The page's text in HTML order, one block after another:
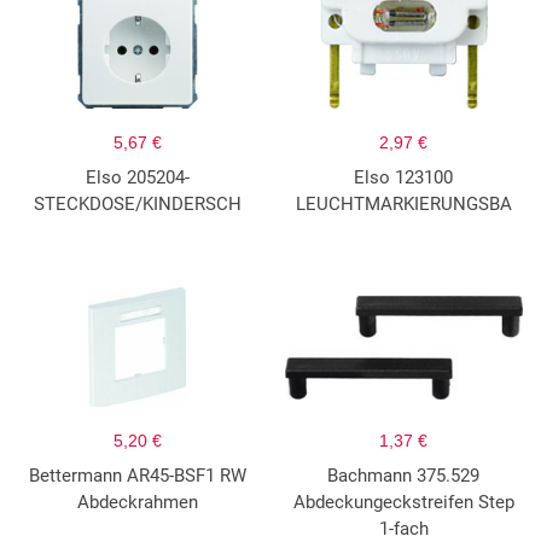
5,67 €
Elso 205204-
STECKDOSE/KINDERSCH
2,97 €
Elso 123100
LEUCHTMARKIERUNGSBA
5,20 €
Bettermann AR45-BSF1 RW
Abdeckrahmen
1,37 €
Bachmann 375.529
Abdeckungeckstreifen Step
1-fach